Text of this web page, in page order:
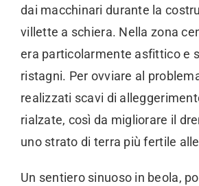
dai macchinari durante la
villette a schiera. Nella zona
era particolarmente asfittico e
ristagni. Per ovviare al
realizzati scavi di
rialzate, così da migliorare il
uno strato di terra più fertile
Un sentiero sinuoso in beola,